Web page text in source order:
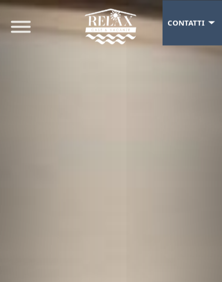
CONTATTI